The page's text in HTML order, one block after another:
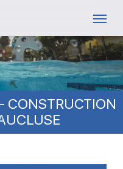
CONSTRUCTION